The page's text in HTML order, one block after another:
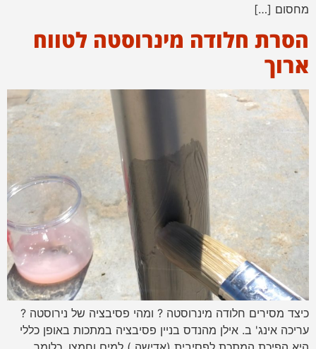
מחסום […]
הסרת חלודה מינרוסטה לטווח
ארוך
כיצד מסירים חלודה מינרוסטה ? ומהי פסיבציה של נירוסטה ?
עריכה אינג' ב. אילן מהנדס בניין פסיבציה במתכות באופן כללי